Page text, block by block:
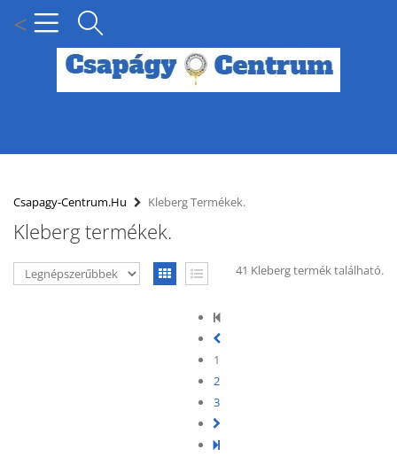
<
MENÜ
KÍNÁLATUNK
HÍREK
HOGYAN KERESSEN CSAPÁGY MÉRET SZERINT?
Csapagy-Centrum.hu Kleberg Termékek.
Kleberg termékek.
41 Kleberg termék található.
1
2
3